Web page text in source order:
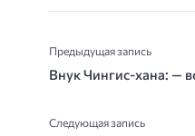
Предыдущая запись
Внук Чингис-хана: —
Следующая запись